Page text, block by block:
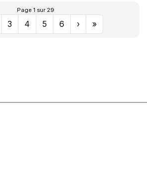
Page 1 sur 29
3 4 5 6 › »